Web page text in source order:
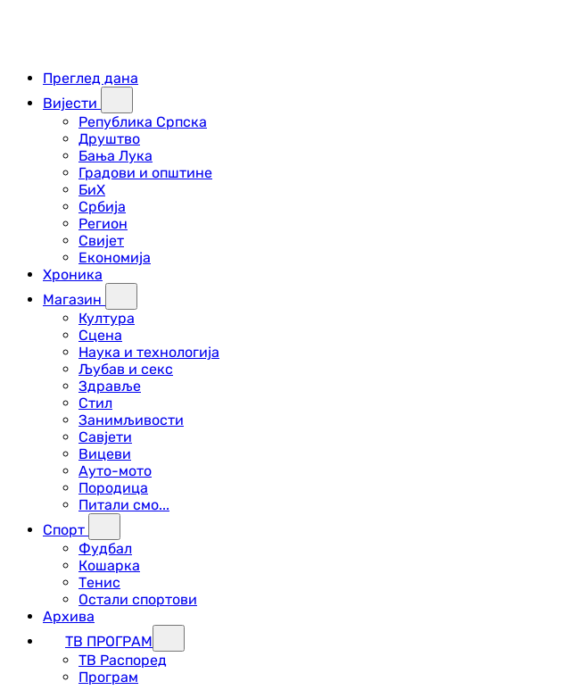
Преглед дана
Вијести
Република Српска
Друштво
Бања Лука
Градови и општине
БиХ
Србија
Регион
Свијет
Економија
Хроника
Магазин
Култура
Сцена
Наука и технологија
Љубав и секс
Здравље
Стил
Занимљивости
Савјети
Вицеви
Ауто-мото
Породица
Питали смо...
Спорт
Фудбал
Кошарка
Тенис
Остали спортови
Архива
ТВ ПРОГРАМ
ТВ Распоред
Програм